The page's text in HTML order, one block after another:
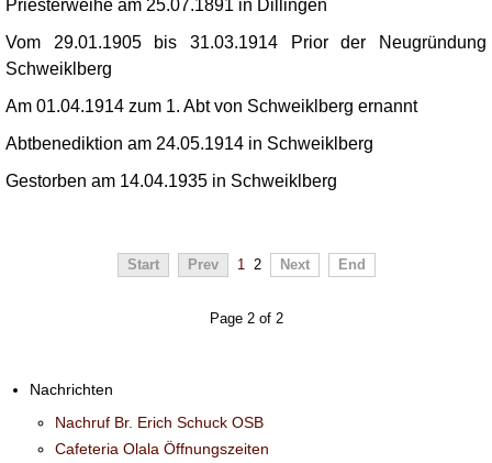
Priesterweihe am 25.07.1891 in Dillingen
Vom 29.01.1905 bis 31.03.1914 Prior der Neugründung
Schweiklberg
Am 01.04.1914 zum 1. Abt von Schweiklberg ernannt
Abtbenediktion am 24.05.1914 in Schweiklberg
Gestorben am 14.04.1935 in Schweiklberg
Start Prev 1 2 Next End
Page 2 of 2
Nachrichten
Nachruf Br. Erich Schuck OSB
Cafeteria Olala Öffnungszeiten